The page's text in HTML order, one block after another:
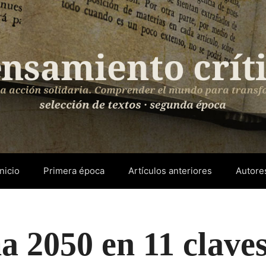
Primera época Artículos anteriores
2050 en 11